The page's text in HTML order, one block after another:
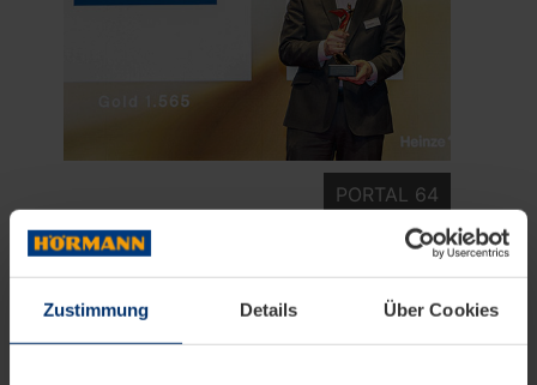
Zustimmung Details Über Cookies
PORTAL 64
Unternehmensnachrichten
Hörmann: Architects Darling
Awards 2025